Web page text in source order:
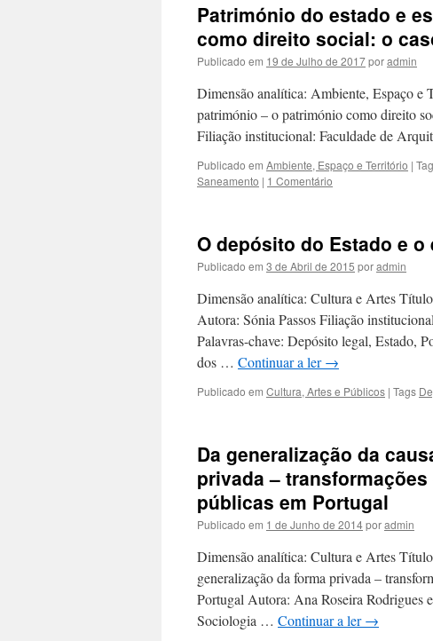
Património do estado e
como direito social: o
Publicado em 19 de Julho de 2017poradmin
Dimensão analítica: Ambiente, Espaço e
património – o património como direito
Filiação institucional: Faculdade de
Publicado em Ambiente, Espaço e Território |
Saneamento | 1 Comentário
O depósito do Estado e
Publicado em 3 de Abril de 2015 poradmin
Dimensão analítica: Cultura e Artes
Autora: Sónia Passos Filiação
Palavras-chave: Depósito legal, Estado,
dos … Continuar a ler→
Publicado em Cultura, Artes e Públicos | Tags
Da generalização da
privada –
públicas em Portugal
Publicado em 1 de Junho de 2014poradmin
Dimensão analítica: Cultura e Artes
generalização da forma privada –
Portugal Autora: Ana Roseira Rodrigues
Sociologia … Continuar a ler→